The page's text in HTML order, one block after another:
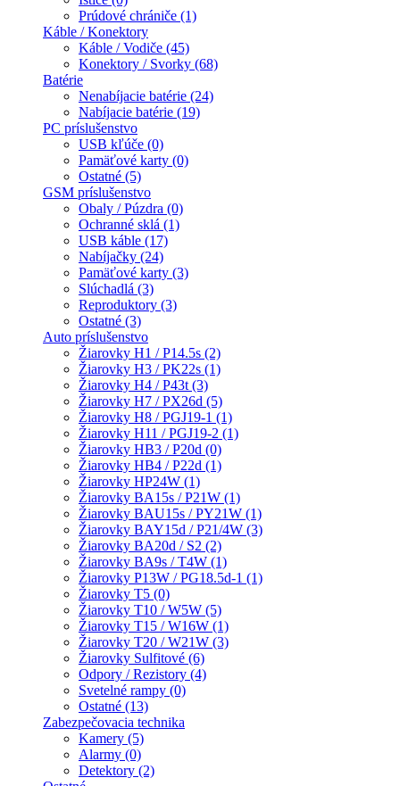
Prúdové chrániče (1)
Káble / Konektory
Káble / Vodiče (45)
Konektory / Svorky (68)
Batérie
Nenabíjacie batérie (24)
Nabíjacie batérie (19)
PC príslušenstvo
USB kľúče (0)
Pamäťové karty (0)
Ostatné (5)
GSM príslušenstvo
Obaly / Púzdra (0)
Ochranné sklá (1)
USB káble (17)
Nabíjačky (24)
Pamäťové karty (3)
Slúchadlá (3)
Reproduktory (3)
Ostatné (3)
Auto príslušenstvo
Žiarovky H1 / P14.5s (2)
Žiarovky H3 / PK22s (1)
Žiarovky H4 / P43t (3)
Žiarovky H7 / PX26d (5)
Žiarovky H8 / PGJ19-1 (1)
Žiarovky H11 / PGJ19-2 (1)
Žiarovky HB3 / P20d (0)
Žiarovky HB4 / P22d (1)
Žiarovky HP24W (1)
Žiarovky BA15s / P21W (1)
Žiarovky BAU15s / PY21W (1)
Žiarovky BAY15d / P21/4W (3)
Žiarovky BA20d / S2 (2)
Žiarovky BA9s / T4W (1)
Žiarovky P13W / PG18.5d-1 (1)
Žiarovky T5 (0)
Žiarovky T10 / W5W (5)
Žiarovky T15 / W16W (1)
Žiarovky T20 / W21W (3)
Žiarovky Sulfitové (6)
Odpory / Rezistory (4)
Svetelné rampy (0)
Ostatné (13)
Zabezpečovacia technika
Kamery (5)
Alarmy (0)
Detektory (2)